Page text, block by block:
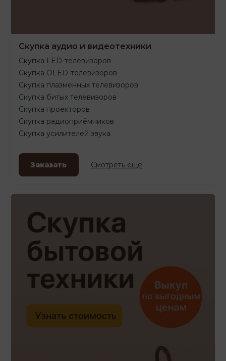
Скупка аудио и видеотехники
Скупка LED-телевизоров
Скупка OLED-телевизоров
Скупка плазменных телевизоров
Скупка битых телевизоров
Скупка проекторов
Скупка радиоприёмников
Скупка усилителей звука
Заказать Смотреть еще